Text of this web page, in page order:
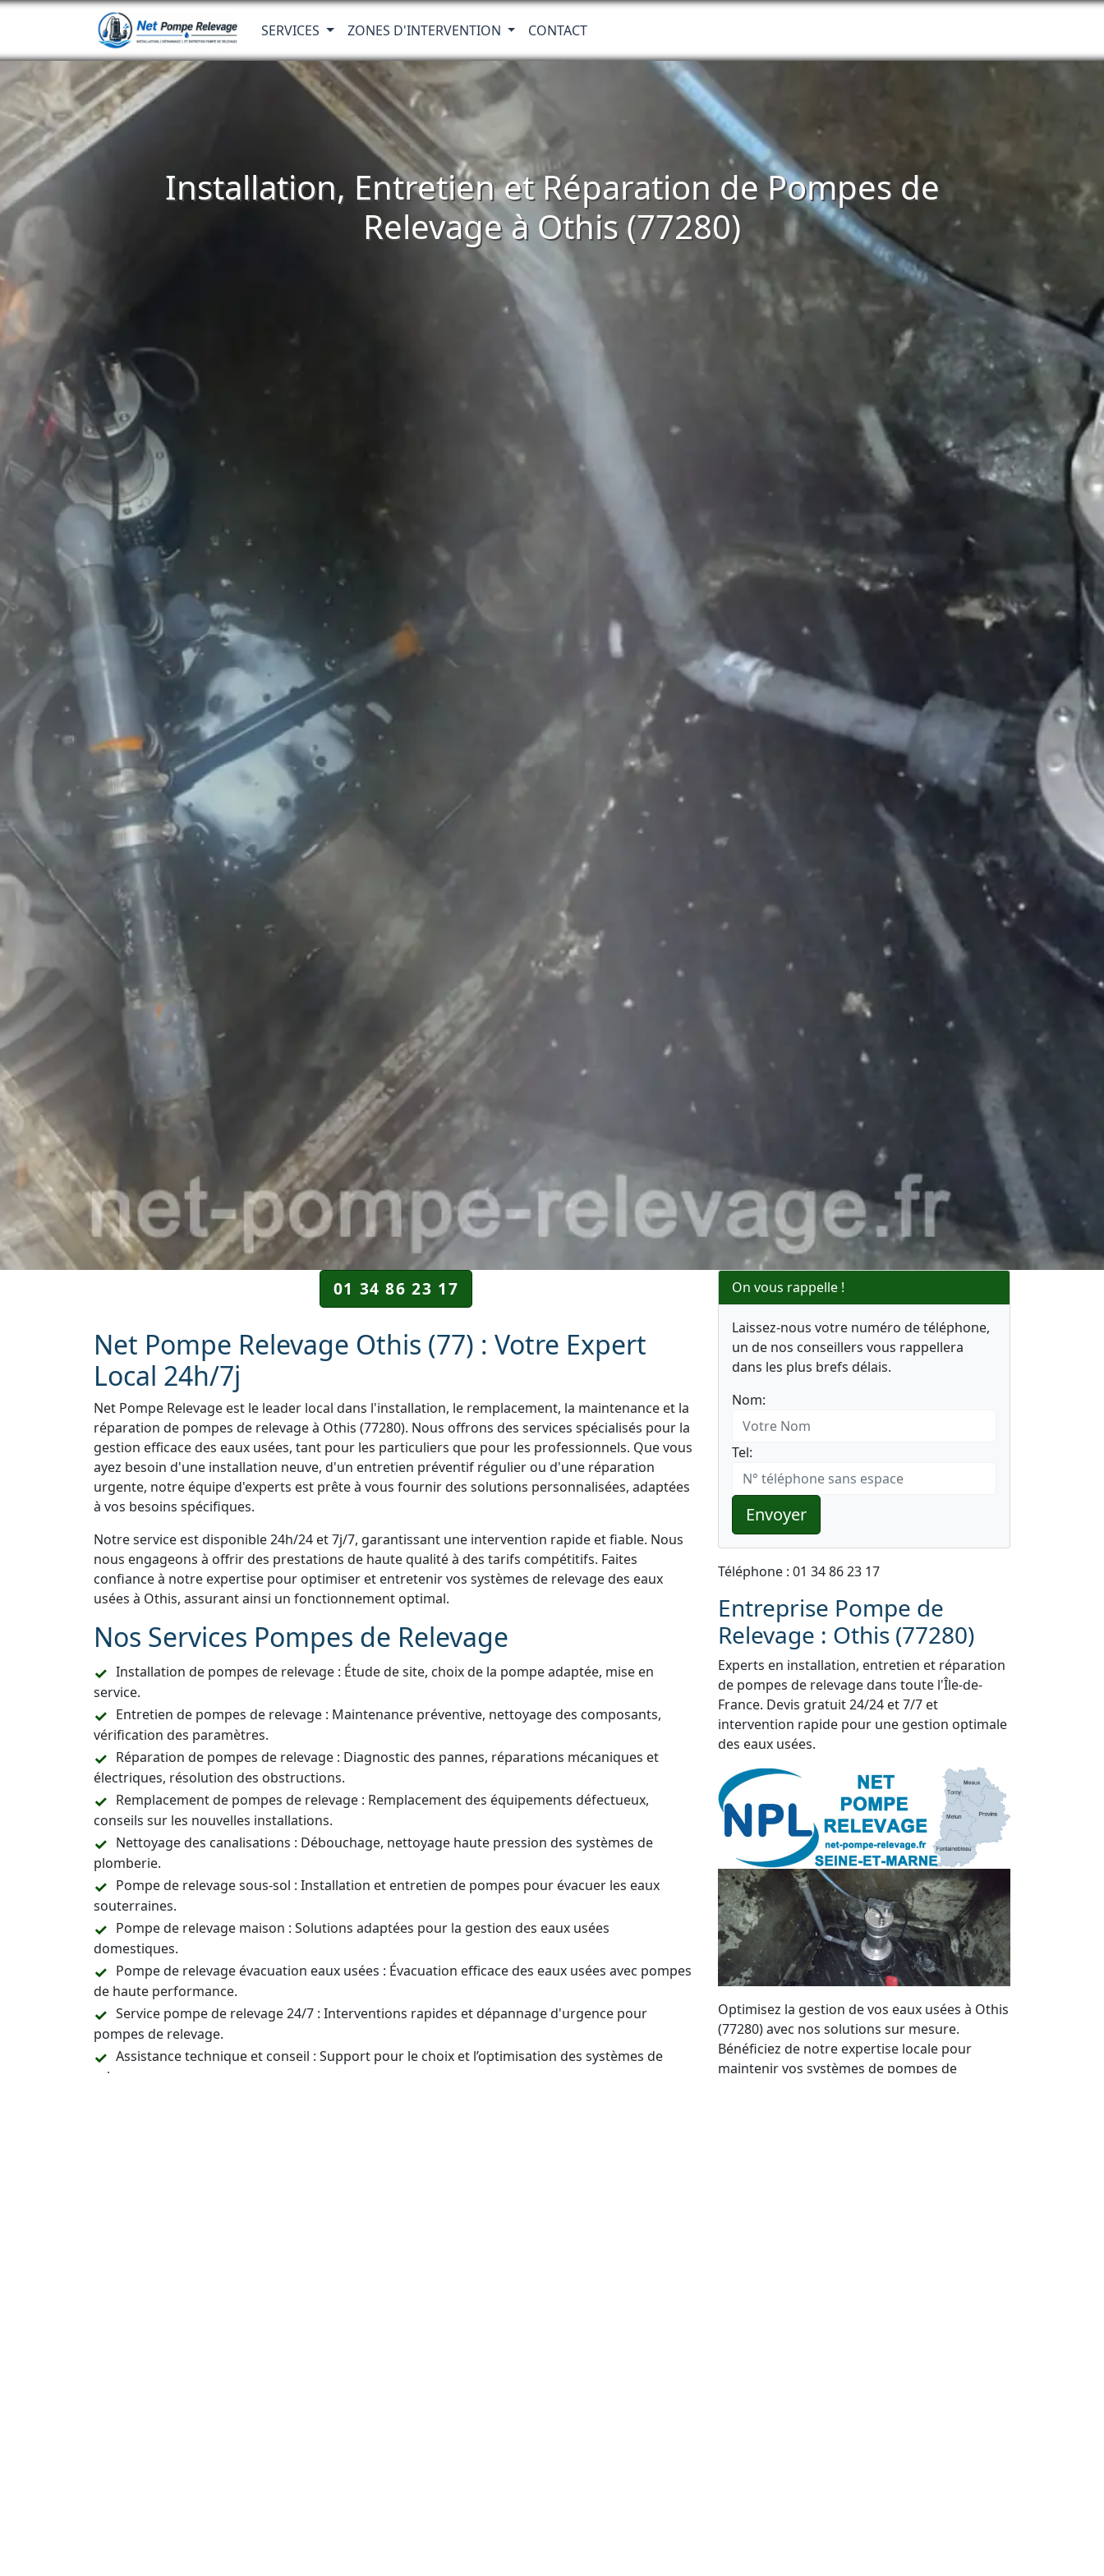
SERVICES ZONES D'INTERVENTION CONTACT
Installation, Entretien et Réparation de Pompes de
Relevage à Othis (77280)
01 34 86 23 17
Net Pompe Relevage Othis (77) : Votre Expert
Local 24h/7j
Net Pompe Relevage est le leader local dans l'installation, le remplacement, la maintenance et la
réparation de pompes de relevage à Othis (77280). Nous offrons des services spécialisés pour la
gestion efficace des eaux usées, tant pour les particuliers que pour les professionnels. Que vous
ayez besoin d'une installation neuve, d'un entretien préventif régulier ou d'une réparation
urgente, notre équipe d'experts est prête à vous fournir des solutions personnalisées, adaptées
à vos besoins spécifiques.
Notre service est disponible 24h/24 et 7j/7, garantissant une intervention rapide et fiable. Nous
nous engageons à offrir des prestations de haute qualité à des tarifs compétitifs. Faites
confiance à notre expertise pour optimiser et entretenir vos systèmes de relevage des eaux
usées à Othis, assurant ainsi un fonctionnement optimal.
Nos Services Pompes de Relevage
Installation de pompes de relevage : Étude de site, choix de la pompe adaptée, mise en
service.
Entretien de pompes de relevage : Maintenance préventive, nettoyage des composants,
vérification des paramètres.
Réparation de pompes de relevage : Diagnostic des pannes, réparations mécaniques et
électriques, résolution des obstructions.
Remplacement de pompes de relevage : Remplacement des équipements défectueux,
conseils sur les nouvelles installations.
Nettoyage des canalisations : Débouchage, nettoyage haute pression des systèmes de
plomberie.
Pompe de relevage sous-sol : Installation et entretien de pompes pour évacuer les eaux
souterraines.
Pompe de relevage maison : Solutions adaptées pour la gestion des eaux usées
domestiques.
Pompe de relevage évacuation eaux usées : Évacuation efficace des eaux usées avec pompes
de haute performance.
Service pompe de relevage 24/7 : Interventions rapides et dépannage d'urgence pour
pompes de relevage.
Assistance technique et conseil : Support pour le choix et l’optimisation des systèmes de
relevage.
On vous rappelle !
Laissez-nous votre numéro de téléphone,
un de nos conseillers vous rappellera
dans les plus brefs délais.
Nom:
Tel:
Envoyer
Téléphone : 01 34 86 23 17
Entreprise Pompe de
Relevage : Othis (77280)
Experts en installation, entretien et réparation
de pompes de relevage dans toute l'Île-de-
France. Devis gratuit 24/24 et 7/7 et
intervention rapide pour une gestion optimale
des eaux usées.
Optimisez la gestion de vos eaux usées à Othis
(77280) avec nos solutions sur mesure.
Bénéficiez de notre expertise locale pour
maintenir vos systèmes de pompes de